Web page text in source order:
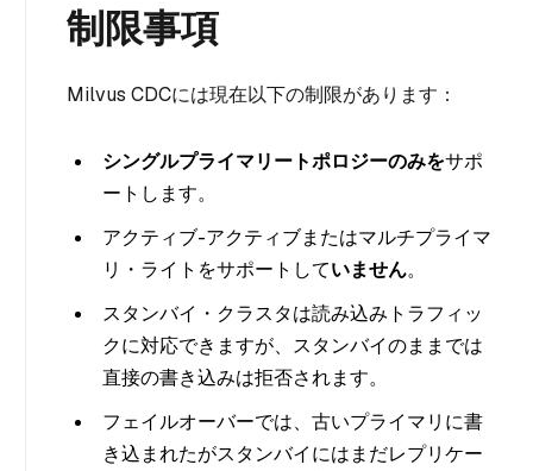
制限事項
Milvus CDCには現在以下の制限があります：
シングルプライマリートポロジーのみをサポ
ートします。
アクティブ-アクティブまたはマルチプライマ
リ・ライトをサポートしていません。
スタンバイ・クラスタは読み込みトラフィッ
クに対応できますが、スタンバイのままでは
直接の書き込みは拒否されます。
フェイルオーバーでは、古いプライマリに書
き込まれたがスタンバイにはまだレプリケー